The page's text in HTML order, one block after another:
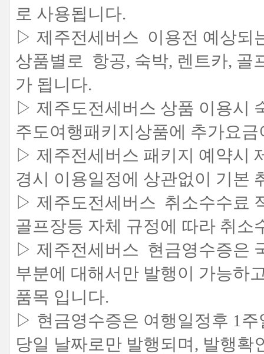
로 사용됩니다.
▷ 제주전세버스 이용전 예상되
상품별로 항공, 숙박, 렌트카, 골
가 됩니다.
▷ 제주도전세버스 상품 이용시
주도여행패키지상품에 추가요
▷ 제주전세버스 패키지 예약시
경시 이용일정에 상관없이 기본
▷ 제주도전세버스 취소수수료
골프장등 자체 규정에 따라 취소
▷ 제주전세버스 현금영수증은
부분에 대해서만 발행이 가능하
품목 입니다.
▷ 현금영수증은 여행일정후 1
당일 날짜로만 발행되며, 발행